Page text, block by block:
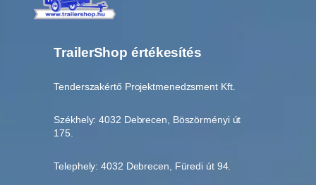
TrailerShop értékesítés
Tenderszakértő Projektmenedzsment Kft.
Székhely: 4032 Debrecen, Böszörményi út
175.
Telephely: 4032 Debrecen, Füredi út 94.